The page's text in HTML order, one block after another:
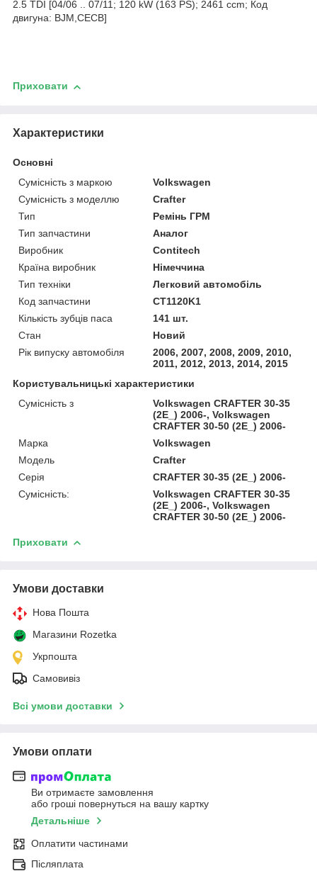
2.5 TDI [04/06 .. 07/11; 120 kW (163 PS); 2461 ccm; Код
двигуна: BJM,CECB]
Приховати
Характеристики
Основні
Сумісність з маркою
Volkswagen
Сумісність з моделлю
Crafter
Тип
Ремінь ГРМ
Тип запчастини
Аналог
Виробник
Contitech
Країна виробник
Німеччина
Тип техніки
Легковий автомобіль
Код запчастини
CT1120K1
Кількість зубців паса
141 шт.
Стан
Новий
Рік випуску автомобіля
2006, 2007, 2008, 2009, 2010,
2011, 2012, 2013, 2014, 2015
Користувальницькі характеристики
Сумісність з
Volkswagen CRAFTER 30-35
(2E_) 2006-, Volkswagen
CRAFTER 30-50 (2E_) 2006-
Марка
Volkswagen
Модель
Crafter
Серія
CRAFTER 30-35 (2E_) 2006-
Сумісність:
Volkswagen CRAFTER 30-35
(2E_) 2006-, Volkswagen
CRAFTER 30-50 (2E_) 2006-
Приховати
Умови доставки
Нова Пошта
Магазини Rozetka
Укрпошта
Самовивіз
Всі умови доставки
Умови оплати
Ви отримаєте замовлення
або гроші повернуться на вашу картку
Детальніше
Оплатити частинами
Післяплата